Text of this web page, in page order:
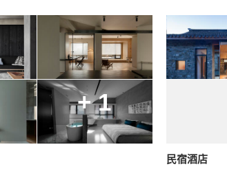
+ 1
民宿酒店